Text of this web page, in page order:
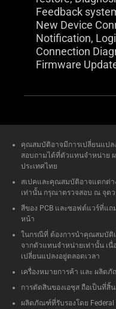
Feedback
New Device
Notification,
Connection
Firmware
คุณสมบัติอาจมีการเปลี่ยนแปล
สอบถามได้ที่ตัวแทนจำหน่าย
ประเทศไทย
สเปคและคุณสมบัติอาจแตกต่
เท่านั้น กรุณาตรวจสอบ ณ จุด
สีของ PCB และซอฟต์แวร์ที่แถ
หน้า
ในกรณีที่ ต้องการนำคุณสมบัติ
จากตัวแทนจำหน่ายเท่านั้น เ
เปลี่ยนแปลงอยู่ตลอดเวลา
เครื่องหมายการค้า และ ผลิต
การตัดสินของเอซุส ถือเป็นที่สิ้
ผลิตภัณฑ์ที่รับรองโดย Federal